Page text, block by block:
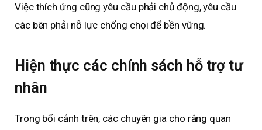
Việc thích ứng cũng yêu cầu phải chủ động, yêu cầu
các bên phải nỗ lực chống chọi để bền vững.
Hiện thực các chính sách hỗ trợ tư
nhân
Trong bối cảnh trên, các chuyên gia cho rằng quan